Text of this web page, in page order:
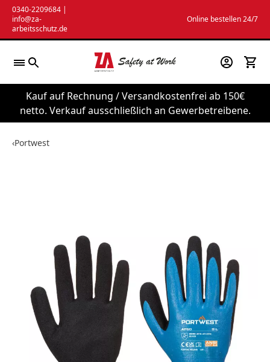
Zum
Inhalt
springen
0340-2209684 |
info@za-
arbeitsschutz.de
Online bestellen 24/7
Kauf auf Rechnung / Versandkostenfrei ab 150€
netto. Verkauf ausschließlich an Gewerbetreibene.
‹Portwest